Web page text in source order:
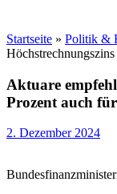
Startseite » Politik &
Aktuare
Prozent auch
2. Dezember 2024